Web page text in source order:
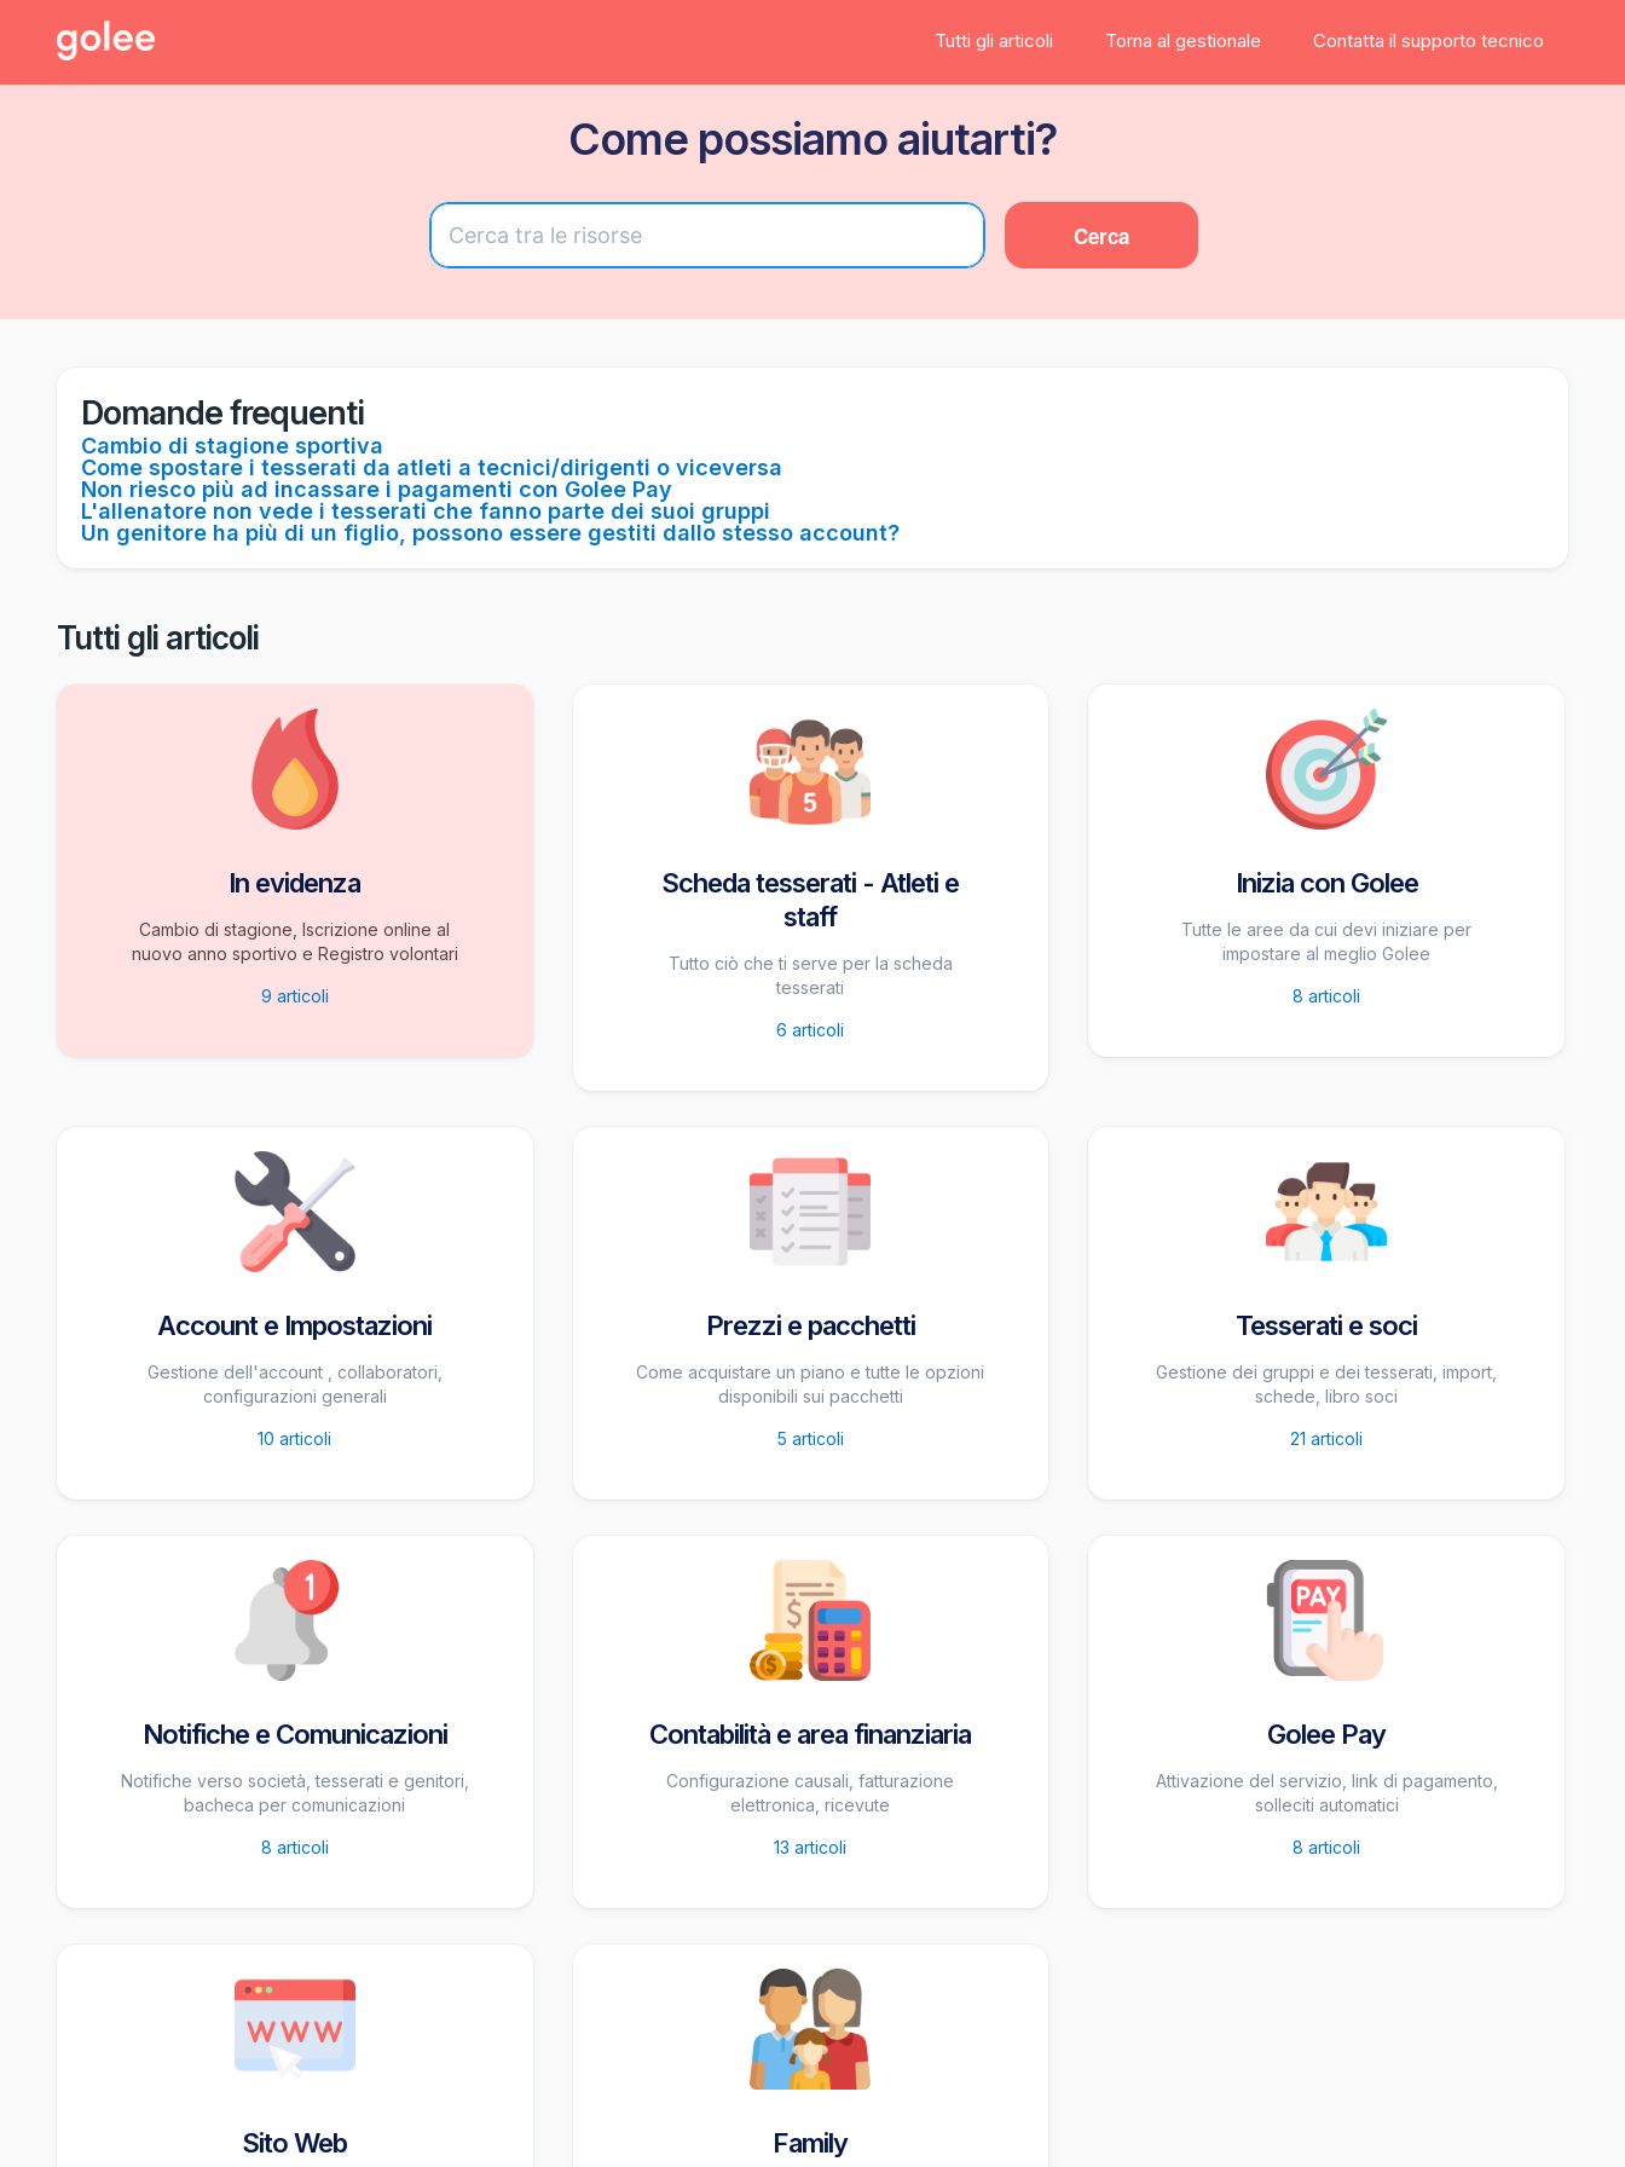
Tutti gli articoli Torna al gestionale Contatta il supporto tecnico
Come possiamo aiutarti?
Cerca
Domande frequenti
Cambio di stagione sportiva
Come spostare i tesserati da atleti a tecnici/dirigenti o viceversa
Non riesco più ad incassare i pagamenti con Golee Pay
L'allenatore non vede i tesserati che fanno parte dei suoi gruppi
Un genitore ha più di un figlio, possono essere gestiti dallo stesso account?
Tutti gli articoli
In evidenza
Cambio di stagione, Iscrizione online al
nuovo anno sportivo e Registro volontari
9 articoli
Scheda tesserati - Atleti e
staff
Tutto ciò che ti serve per la scheda
tesserati
6 articoli
Inizia con Golee
Tutte le aree da cui devi iniziare per
impostare al meglio Golee
8 articoli
Account e Impostazioni
Gestione dell'account , collaboratori,
configurazioni generali
10 articoli
Prezzi e pacchetti
Come acquistare un piano e tutte le opzioni
disponibili sui pacchetti
5 articoli
Tesserati e soci
Gestione dei gruppi e dei tesserati, import,
schede, libro soci
21 articoli
Notifiche e Comunicazioni
Notifiche verso società, tesserati e genitori,
bacheca per comunicazioni
8 articoli
Contabilità e area finanziaria
Configurazione causali, fatturazione
elettronica, ricevute
13 articoli
Golee Pay
Attivazione del servizio, link di pagamento,
solleciti automatici
8 articoli
Sito Web Family